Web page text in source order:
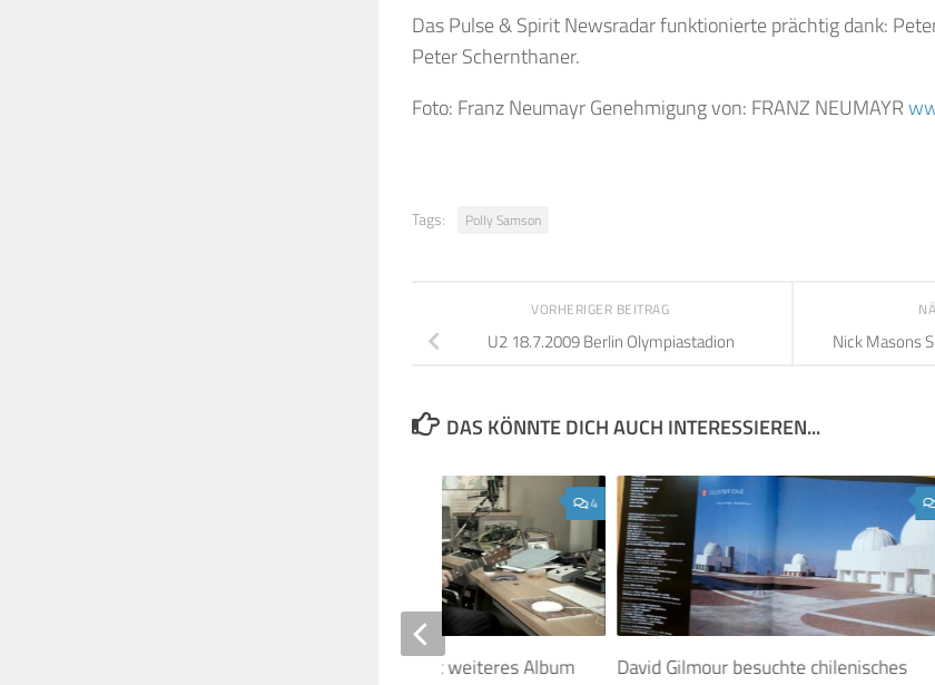
Das Pulse & Spirit Newsradar funktionierte prächtig dank:
Peter Schernthaner.
Foto: Franz Neumayr Genehmigung von: FRANZ NEUMAYR
Tags: Polly Samson
Nick Masons
VORHERIGER BEITRAG
U2 18.7.2009 Berlin Olympiastadion
DAS KÖNNTE DICH AUCH INTERESSIEREN...
David Gilmour besuchte chilenisches
4
David Gilmour kündigt weiteres Album